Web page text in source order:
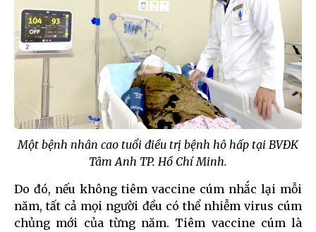
Một bệnh nhân cao tuổi điều trị bệnh hô hấp tại BVĐK
Tâm Anh TP. Hồ Chí Minh.
Do đó, nếu không tiêm vaccine cúm nhắc lại mỗi
năm, tất cả mọi người đều có thể nhiễm virus cúm
chủng mới của từng năm. Tiêm vaccine cúm là